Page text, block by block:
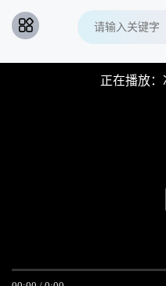
正在播放